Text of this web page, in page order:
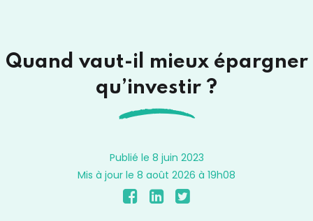
Quand vaut-il mieux épargner
qu’investir ?
Publié le 8 juin 2023
Mis à jour le 8 août 2026 à 19h08